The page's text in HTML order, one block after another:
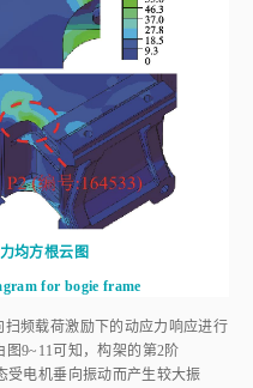
均方根云图
for bogie frame
扫频载荷激励下的动应力响应进行
图9~ 11 可知，构架的第2阶
受电机垂向振动而产生较大振